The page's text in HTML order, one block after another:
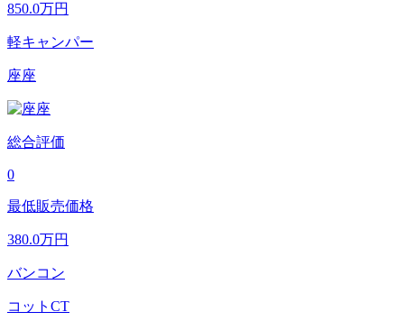
850.0万円
軽キャンパー
座座
総合評価
0
最低販売価格
380.0万円
バンコン
コットCT